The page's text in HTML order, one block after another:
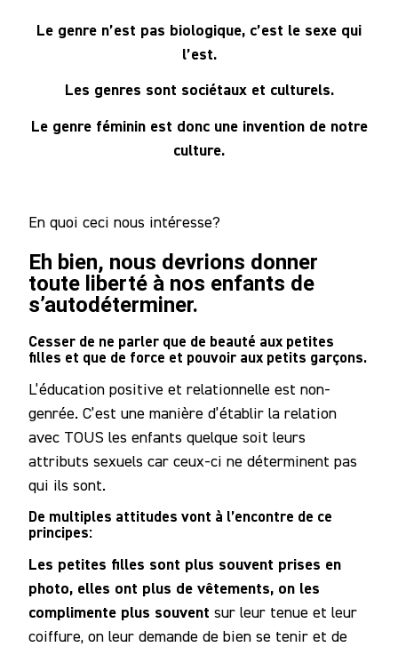
Le genre n’est pas biologique, c’est le sexe qui
l’est.
Les genres sont sociétaux et culturels.
Le genre féminin est donc une invention de notre
culture.
En quoi ceci nous intéresse?
Eh bien, nous devrions donner
toute liberté à nos enfants de
s’autodéterminer.
Cesser de ne parler que de beauté aux petites
filles et que de force et pouvoir aux petits garçons.
L’éducation positive et relationnelle est non-
genrée. C’est une manière d’établir la relation
avec TOUS les enfants quelque soit leurs
attributs sexuels car ceux-ci ne déterminent pas
qui ils sont.
De multiples attitudes vont à l’encontre de ce
principes:
Les petites filles sont plus souvent prises en
photo, elles ont plus de vêtements, on les
complimente plus souvent sur leur tenue et leur
coiffure, on leur demande de bien se tenir et de